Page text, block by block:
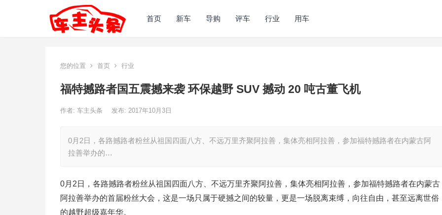
首页 新车 导购 评车 行业 用车
您的位置 首页 行业
福特撼路者国五震撼来袭 环保越野 SUV 撼动 20 吨古董飞机
作者: 车主头条 发布: 2017年10月3日
0月2日，各路撼路者粉丝从祖国四面八方、不远万里齐聚阿拉善，集体亮相阿拉善，参加福特撼路者在内蒙古阿
拉善举办的…
0月2日，各路撼路者粉丝从祖国四面八方、不远万里齐聚阿拉善，集体亮相阿拉善，参加福特撼路者在内蒙古
阿拉善举办的首届粉丝大会，这是一场只属于硬撼之间的较量，更是一场脱离束缚，向往自由，甚至远离世俗
的越野超级嘉年华。